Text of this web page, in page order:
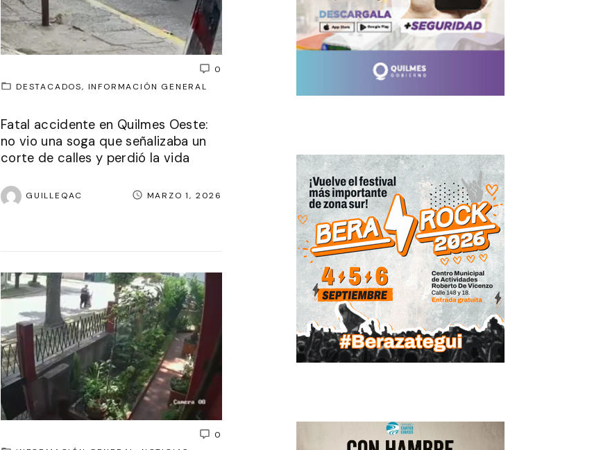
0
DESTACADOS
INFORMACIÓN GENERAL
Fatal accidente en Quilmes Oeste:
no vio una soga que señalizaba un
corte de calles y perdió la vida
GUILLEQAC MARZO 1, 2026
0